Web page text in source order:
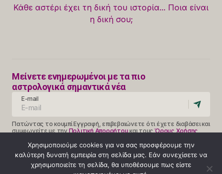
Κάθε αστέρι έχει τη δική του ιστορία... Ποια είναι
η δική σου;
Μείνετε ενημερωμένοι με τα πιο
αστρολογικά σημαντικά νέα
E-mail
Πατώντας το κουμπί Εγγραφή, επιβεβαιώνετε ότι έχετε διαβάσει και
συμφωνείτε με τηνΠολιτική Απορρήτουκαι τουςΌρους Χρήσης
Χρησιμοποιούμε cookies για να σας προσφέρουμε την
καλύτερη δυνατή εμπειρία στη σελίδα μας. Εάν συνεχίσετε να
χρησιμοποιείτε τη σελίδα, θα υποθέσουμε πως είστε